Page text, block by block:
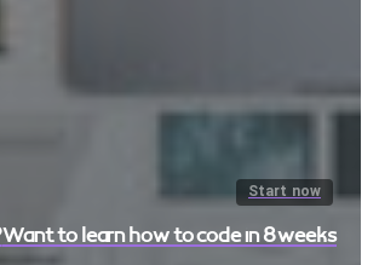
Start now
Want to learn how to code in 8 weeks?